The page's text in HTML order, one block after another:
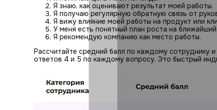
Я знаю, как оценивают результат моей работы.
Я получаю регулярную обратную связь от
Я вижу влияние моей работы на продукт или
У меня есть понятный план роста на
Я рекомендую компанию как место работы.
Рассчитайте средний балл по каждому сотруднику
ответов 4 и 5 по каждому вопросу. Это быстрый